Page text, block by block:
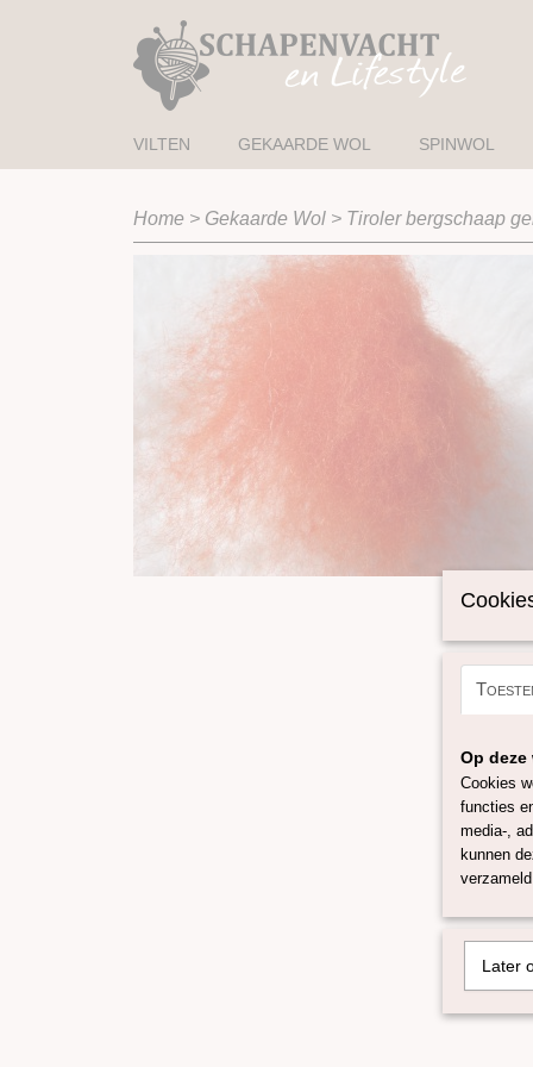
VILTEN GEKAARDE WOL SPINWOL
Home > Gekaarde Wol > Tiroler bergschaap
Op
Cookies
functies
media-,
kunnen
Later